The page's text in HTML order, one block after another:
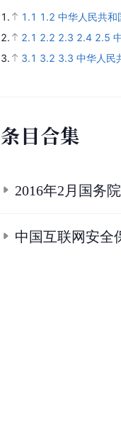
1. 1.1 1.2 中华人民共和
2.
2.1 2.2 2.3 2.4 2.5
3.
3.1 3.2 3.3 中华人民
条目合集
2016年2月国务
中国互联网安全